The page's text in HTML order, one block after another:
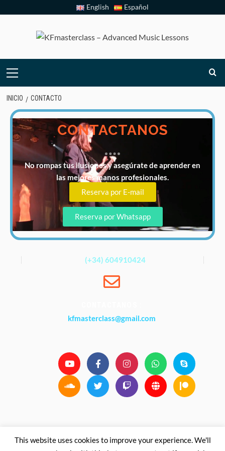
English Español
INICIO CONTACTO
CONTACTANOS
No rompas tus ilusiones y asegúrate de aprender en
las mejores manos profesionales.
Reserva por E-mail
Reserva por Whatsapp
(+34) 604910424
kfmasterclass@gmail.com
This website uses cookies to improve your experience. We'll